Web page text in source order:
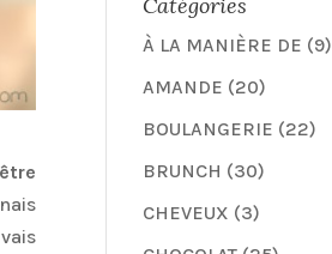
À LA MANIÈRE DE (9)
AMANDE (20)
BOULANGERIE (22)
BRUNCH (30)
CHEVEUX (3)